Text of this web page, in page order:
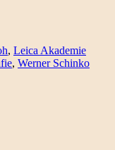
, Leica Akademie
, Werner Schinko